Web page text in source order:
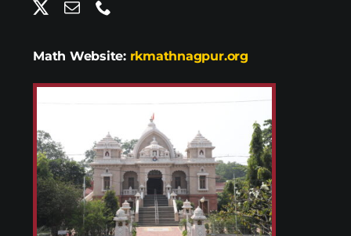
अन्य प्रवर्ग
Math Website: rkmathnagpur.org